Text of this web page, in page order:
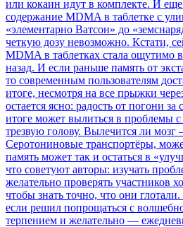
или кокаин идут в комплекте. И
содержание MDMA в таблетке с
«элементарно Ватсон» до
четкую дозу невозможно. Кстати,
MDMA в таблетках стала ощутимо
назад. И если раньше память от
то современным пользователям
итоге, несмотря на все прыжки
остается ясно: радость от погони
итоге может вылиться в проблемы
трезвую голову. Вылечится ли
Серотониновые транспортёры,
память может так и остаться в
что советуют авторы: изучать
желательно проверять участников
чтобы знать точно, что они
если решил попрощаться с
терпением и желательно —